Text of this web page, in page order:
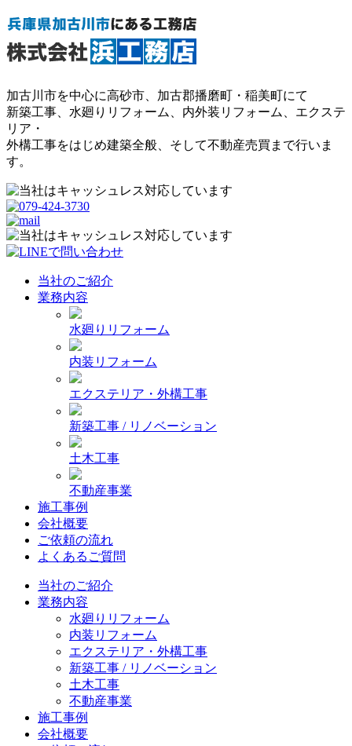
加古川市を中心に高砂市、加古郡播磨町・稲美町にて
新築工事、水廻りリフォーム、内外装リフォーム、エクステ
リア・
外構工事をはじめ建築全般、そして不動産売買まで行いま
す。
当社のご紹介
業務内容
水廻りリフォーム
内装リフォーム
エクステリア・外構工事
新築工事 / リノベーション
土木工事
不動産事業
施工事例
会社概要
ご依頼の流れ
よくあるご質問
当社のご紹介
業務内容
水廻りリフォーム
内装リフォーム
エクステリア・外構工事
新築工事 / リノベーション
土木工事
不動産事業
施工事例
会社概要